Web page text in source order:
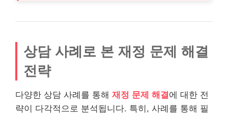
상담 사례로 본 재정 문제 해결
전략
다양한 상담 사례를 통해 재정 문제 해결에 대한 전
략이 다각적으로 분석됩니다. 특히, 사례를 통해 필